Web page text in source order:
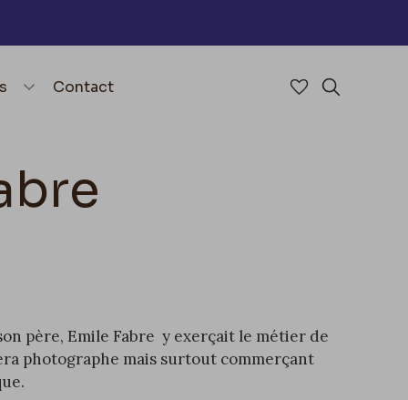
Contact Accéder à
père, Emile Fabre y exerçait le métier de
photographe mais surtout commerçant